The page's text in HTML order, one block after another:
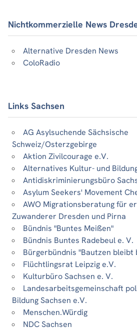
Nichtkommerzielle News
Alternative Dresden News
ColoRadio
Links Sachsen
AG Asylsuchende Sächsische
Schweiz/Osterzgebirge
Aktion Zivilcourage e.V.
Alternatives Kultur- und
Antidiskriminierungsbüro
Asylum Seekers' Movement
AWO Migrationsberatung für
Zuwanderer Dresden und Pirna
Bündnis "Buntes Meißen"
Bündnis Buntes Radebeul e. V.
Bürgerbündnis "Bautzen bleibt
Flüchtlingsrat Leipzig e.V.
Kulturbüro Sachsen e. V.
Landesarbeitsgemeinschaft
Bildung Sachsen e.V.
Menschen.Würdig
NDC Sachsen